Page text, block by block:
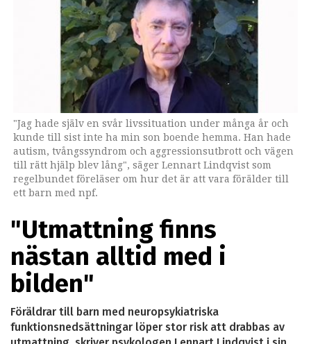
"Jag hade själv en svår livssituation under många år och
kunde till sist inte ha min son boende hemma. Han hade
autism, tvångssyndrom och aggressionsutbrott och vägen
till rätt hjälp blev lång", säger Lennart Lindqvist som
regelbundet föreläser om hur det är att vara förälder till
ett barn med npf.
"Utmattning finns
nästan alltid med i
bilden"
Föräldrar till barn med neuropsykiatriska
funktionsnedsättningar löper stor risk att drabbas av